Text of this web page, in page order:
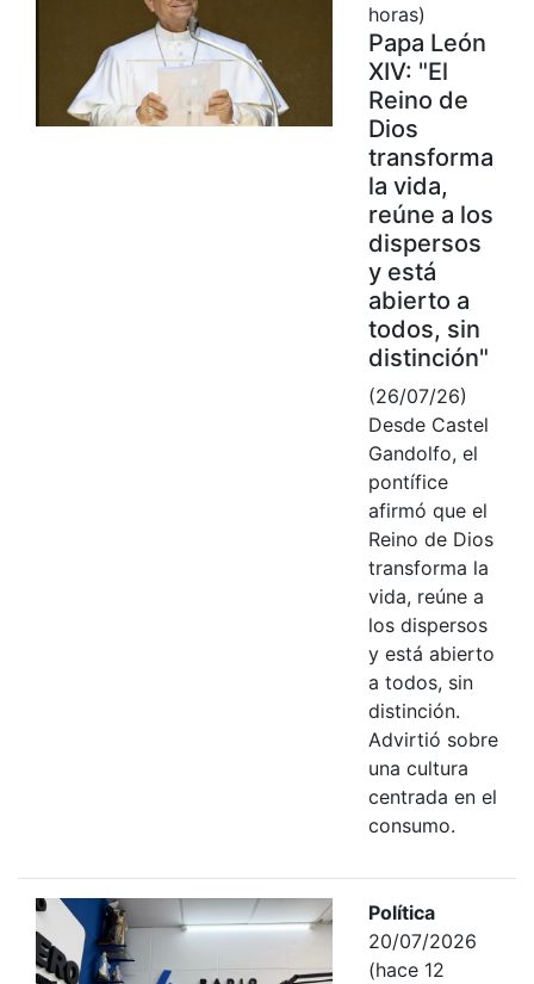
horas)
Papa León
XIV: "El
Reino de
Dios
transforma
la vida,
reúne a los
dispersos
y está
abierto a
todos, sin
distinción"
(26/07/26)
Desde Castel
Gandolfo, el
pontífice
afirmó que el
Reino de Dios
transforma la
vida, reúne a
los dispersos
y está abierto
a todos, sin
distinción.
Advirtió sobre
una cultura
centrada en el
consumo.
Política
20/07/2026
(hace 12